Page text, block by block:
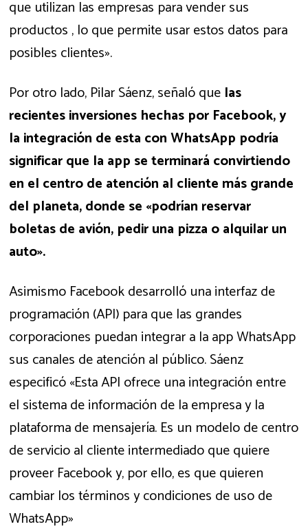
que utilizan las empresas para vender sus
productos , lo que permite usar estos datos para
posibles clientes».
Por otro lado, Pilar Sáenz, señaló que las
recientes inversiones hechas por Facebook, y
la integración de esta con WhatsApp podría
significar que la app se terminará convirtiendo
en el centro de atención al cliente más grande
del planeta, donde se «podrían reservar
boletas de avión, pedir una pizza o alquilar un
auto».
Asimismo Facebook desarrolló una interfaz de
programación (API) para que las grandes
corporaciones puedan integrar a la app WhatsApp
sus canales de atención al público. Sáenz
especificó «Esta API ofrece una integración entre
el sistema de información de la empresa y la
plataforma de mensajería. Es un modelo de centro
de servicio al cliente intermediado que quiere
proveer Facebook y, por ello, es que quieren
cambiar los términos y condiciones de uso de
WhatsApp»